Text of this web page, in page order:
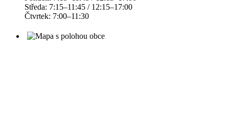
Středa: 7:15–11:45 / 12:15–17:00
Čtvrtek: 7:00–11:30